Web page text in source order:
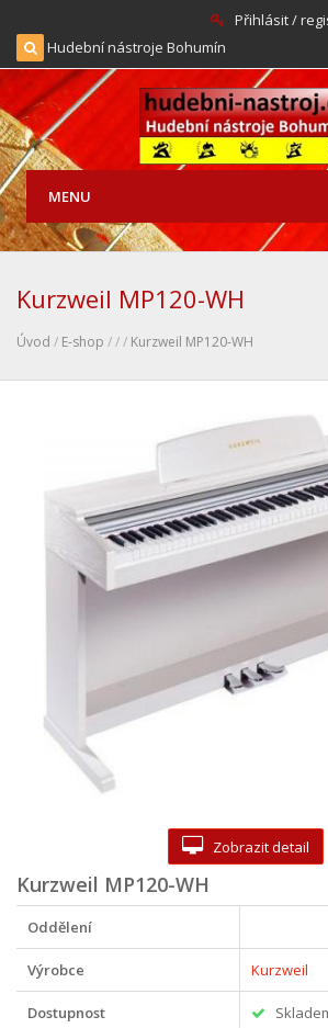
Přihlásit /
Hudební nástroje Bohumín
MENU
Kurzweil MP120-WH
Úvod / E-shop /// Kurzweil MP120-WH
Zobrazit detail
Kurzweil MP120-WH
Oddělení
Výrobce Kurzweil
Dostupnost